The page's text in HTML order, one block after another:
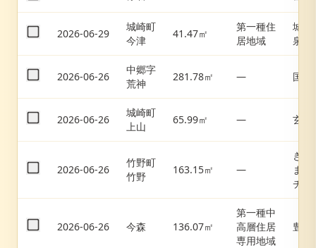
2026-06-29
城崎町
今津
41.47㎡
第一種住
居地域
城崎
泉
2026-06-26
中郷字
荒神
281.78㎡ — 国府
2026-06-26
城崎町
上山
65.99㎡ — 玄武
2026-06-26
竹野町
竹野
163.15㎡ —
きり
まビ
チ
2026-06-26 今森 136.07㎡
第一種中
高層住居
専用地域
豊岡